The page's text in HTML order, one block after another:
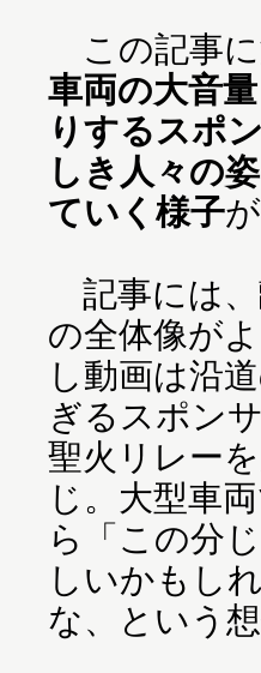
この記事に
車両の大音
りするスポ
しき人々の
ていく様子
記事には、
の全体像が
し動画は沿
ぎるスポン
聖火リレー
じ。大型車
ら「この分
しいかもし
な、という